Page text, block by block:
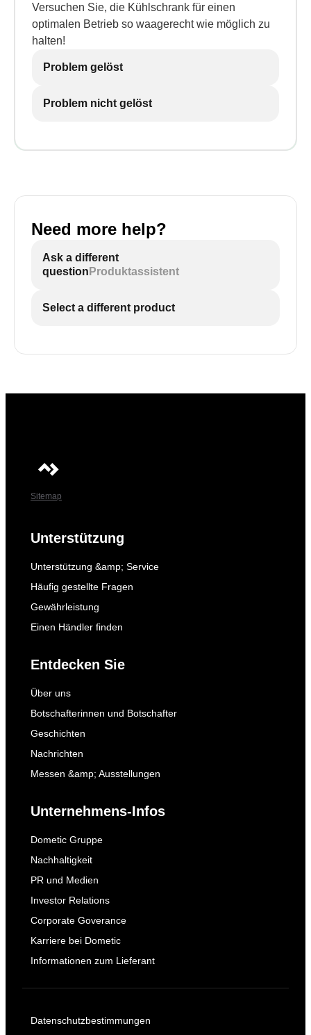
Versuchen Sie, die Kühlschrank für einen
optimalen Betrieb so waagerecht wie möglich zu
halten!
Problem gelöst
Problem nicht gelöst
Need more help?
Ask a different
question Produktassistent
Select a different product
Sitemap
Unterstützung
Unterstützung &amp; Service
Häufig gestellte Fragen
Gewährleistung
Einen Händler finden
Entdecken Sie
Über uns
Botschafterinnen und Botschafter
Geschichten
Nachrichten
Messen &amp; Ausstellungen
Unternehmens-Infos
Dometic Gruppe
Nachhaltigkeit
PR und Medien
Investor Relations
Corporate Goverance
Karriere bei Dometic
Informationen zum Lieferant
Datenschutzbestimmungen